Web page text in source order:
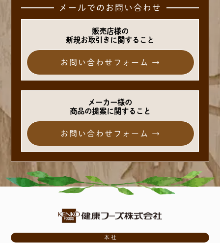
メールでのお問い合わせ
販売店様の
新規お取引きに関すること
お問い合わせフォーム →
メーカー様の
商品の提案に関すること
お問い合わせフォーム →
本社